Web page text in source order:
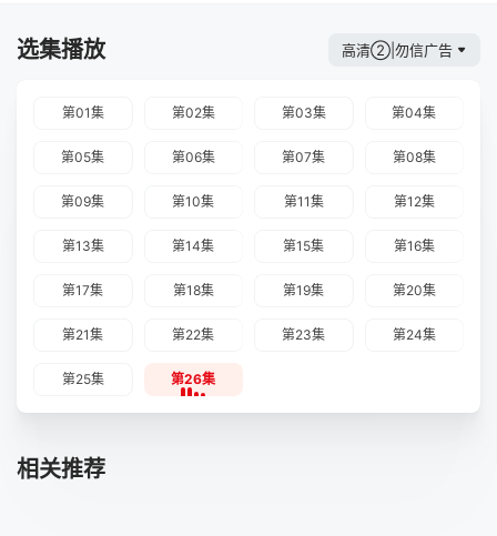
选集播放 高清②|勿信广告
第01集 第02集 第03集 第04集
第05集 第06集 第07集 第08集
第09集 第10集 第11集 第12集
第13集 第14集 第15集 第16集
第17集 第18集 第19集 第20集
第21集 第22集 第23集 第24集
第25集 第26集
相关推荐